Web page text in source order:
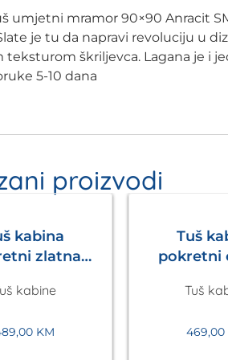
umjetni mramor 90×90 Anracit
je tu da napravi revoluciju u
teksturom škriljevca. Lagana je i
5-10 dana
proizvodi
kabina
zlatna
kabine
KM
Tuš
pokretni
Tuš
469,00